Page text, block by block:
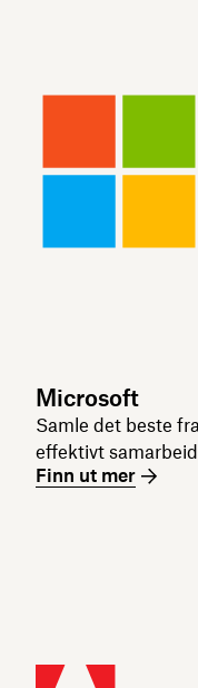
Microsoft
Samle det beste
effektivt samarbeid
Finn ut mer